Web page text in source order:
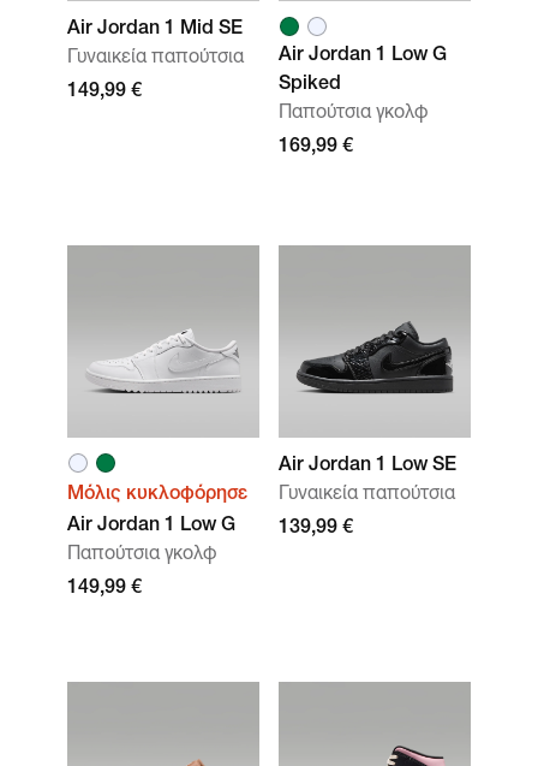
Air Jordan 1 Mid SE
Γυναικεία παπούτσια
149,99 €
Air Jordan 1 Low G
Spiked
Παπούτσια γκολφ
169,99 €
Μόλις κυκλοφόρησε
Air Jordan 1 Low G
Παπούτσια γκολφ
149,99 €
Air Jordan 1 Low SE
Γυναικεία παπούτσια
139,99 €